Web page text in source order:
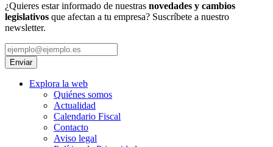
¿Quieres estar informado de nuestras novedades y cambios
legislativos que afectan a tu empresa? Suscríbete a nuestro
newsletter.
Explora la web
Quiénes somos
Actualidad
Calendario Fiscal
Contacto
Aviso legal